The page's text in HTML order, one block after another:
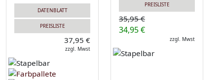
DATENBLATT
PREISLISTE
37,95 €
zzgl. Mwst
PREISLISTE
35,95 €
34,95 €
zzgl. Mwst